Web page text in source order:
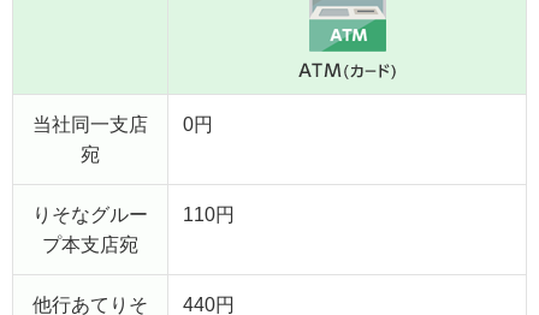
当社同一支店
宛
0円
りそなグルー
プ本支店宛
110円
他行あてりそ
440円